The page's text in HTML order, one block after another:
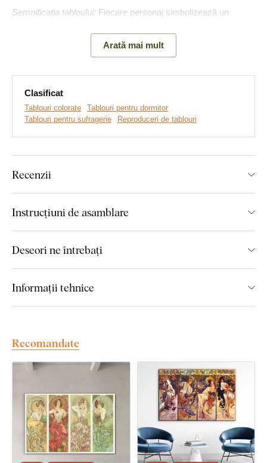
Semnificația tabloului: Fiecare personaj simbolizează un
piață. După imprimare, tăiem placa cu tehnologie laser, oferind
tabloului o margine elegantă maro închis, care evidențiază și
mai mult motivul.
nostru din lemn DUBLEZ cu
Calitate premium a execuției
Culori de 3 ori mai intense decât tablourile pe pânză
Marginea maro închis înlocuiește complet rama
Rezistență - Tabloul din lemn este
Tabloupentru o viață- Durată de viață extrem de
Montaj simplu- Cârlig(e) pre-montat(e)
Dimensiuni disponibile ale fiecărui
Arată mai mult
Clasificat
Tablouri colorate
Tablouri pentru dormitor
Tablouri pentru sufragerie
Reproduceri de tablouri
Recenzii
Instrucțiuni de asamblare
Deseori ne întrebați
Informații tehnice
Recomandate